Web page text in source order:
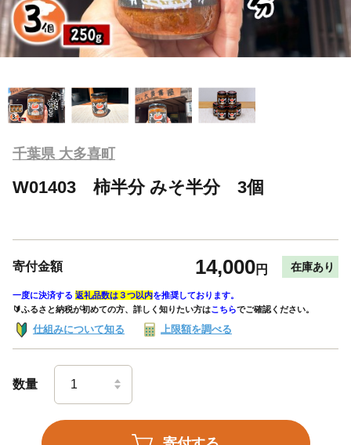
千葉県 大多喜町
W01403 柿半分 みそ半分 3個
寄付金額 14,000円 在庫あり
一度に決済する 返礼品数は３つ以内を推奨しております。
🔰ふるさと納税が初めての方、詳しく知りたい方はこちらでご確認ください。
仕組みについて知る 上限額を調べる
数量